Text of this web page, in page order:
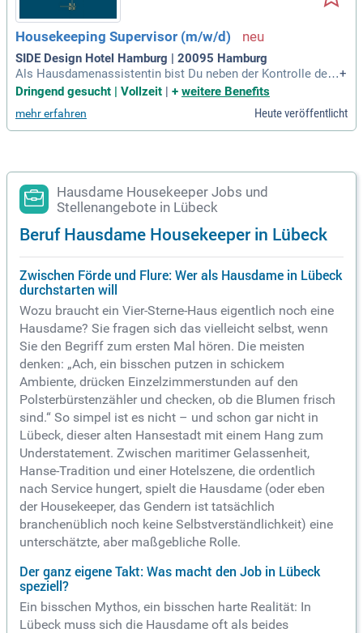
Housekeeping Supervisor (m/w/d)
SIDE Design Hotel Hamburg | 20095 Hamburg
Als Hausdamenassistentin bist Du neben der Kontrolle der
Zimmer auch für die Planung des Tagesablaufs zuständig un
d unterstützt unsere Hausdame in ihren Tätigkeiten. Du hast
ein perfektionistisches Auge und legst Wert aufs Detail? Per
fekt!
+
Dringend gesucht | Vollzeit | + weitere Benefits
mehr erfahren Heute veröffentlicht
Hausdame Housekeeper Jobs und
Stellenangebote in Lübeck
Beruf Hausdame Housekeeper in Lübeck
Zwischen Förde und Flure: Wer als Hausdame in Lübeck
durchstarten will
Wozu braucht ein Vier-Sterne-Haus eigentlich noch eine
Hausdame? Sie fragen sich das vielleicht selbst, wenn
Sie den Begriff zum ersten Mal hören. Die meisten
denken: „Ach, ein bisschen putzen in schickem
Ambiente, drücken Einzelzimmerstunden auf den
Polsterbürstenzähler und checken, ob die Blumen frisch
sind.“ So simpel ist es nicht – und schon gar nicht in
Lübeck, dieser alten Hansestadt mit einem Hang zum
Understatement. Zwischen maritimer Gelassenheit,
Hanse-Tradition und einer Hotelszene, die ordentlich
nach Service hungert, spielt die Hausdame (oder eben
der Housekeeper, das Gendern ist tatsächlich
branchenüblich noch keine Selbstverständlichkeit) eine
unterschätzte, aber maßgebliche Rolle.
Der ganz eigene Takt: Was macht den Job in Lübeck
speziell?
Ein bisschen Mythos, ein bisschen harte Realität: In
Lübeck muss sich die Hausdame oft als beides